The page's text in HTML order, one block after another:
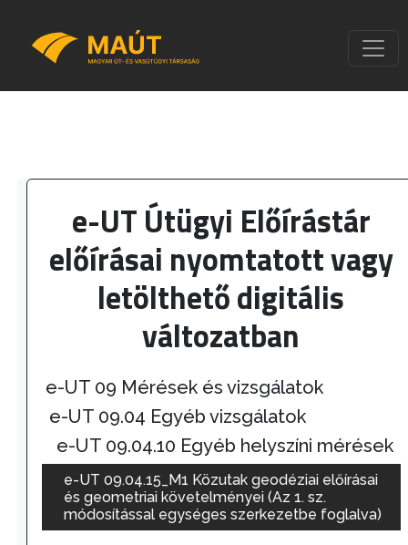
e-UT Útügyi Előírástár
előírásai nyomtatott vagy
letölthető digitális
változatban
e-UT 09 Mérések és vizsgálatok
e-UT 09.04 Egyéb vizsgálatok
e-UT 09.04.10 Egyéb helyszíni mérések
e-UT 09.04.15_M1 Közutak geodéziai előírásai
és geometriai követelményei (Az 1. sz.
módosítással egységes szerkezetbe foglalva)